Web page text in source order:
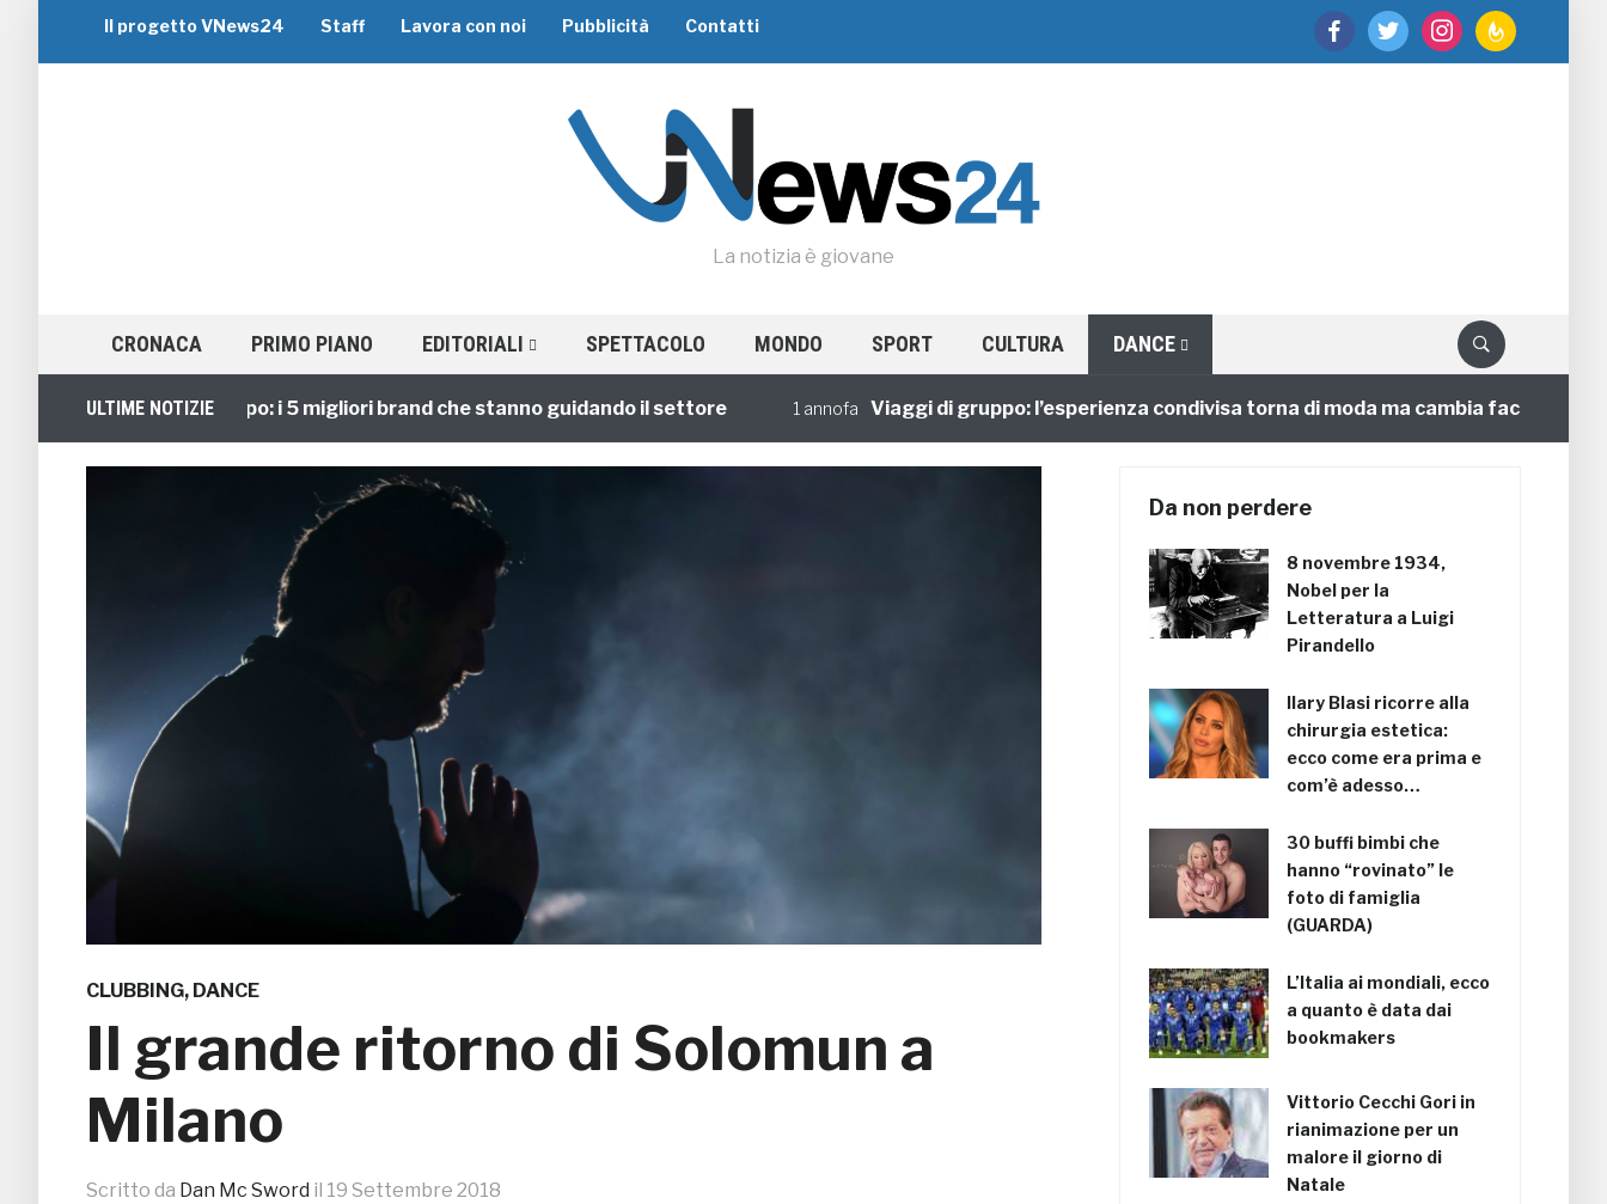
facebooktwitter instagramfeedburner
Il progetto VNews24 Staff Lavora con noi Pubblicità Contatti
La notizia è giovane
CRONACA PRIMO PIANO EDITORIALI SPETTACOLO MONDO SPORT CULTURA DANCE
ULTIME NOTIZIE
Viaggi di Gruppo: i 5 migliori brand che stanno guidando il settore 1 annofa Viaggi di gruppo: l’esperienza condivisa torna di moda ma cambia faccia
CLUBBING, DANCE
Il grande ritorno di Solomun a
Milano
Scritto da Dan Mc Sword il 19 Settembre 2018
Da non perdere
8 novembre 1934,
Nobel per la
Letteratura a Luigi
Pirandello
Ilary Blasi ricorre alla
chirurgia estetica:
ecco come era prima e
com’è adesso…
30 buffi bimbi che
hanno “rovinato” le
foto di famiglia
(GUARDA)
L’Italia ai mondiali, ecco
a quanto è data dai
bookmakers
Vittorio Cecchi Gori in
rianimazione per un
malore il giorno di
Natale